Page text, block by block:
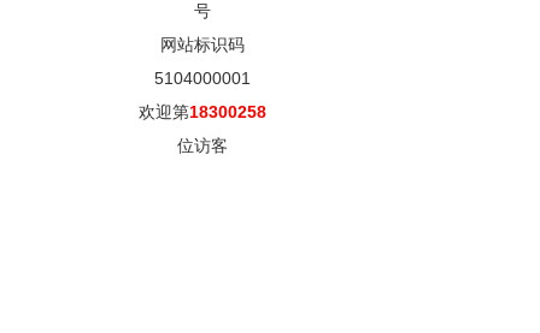
号
网站标识码
5104000001
欢迎第18300258
位访客